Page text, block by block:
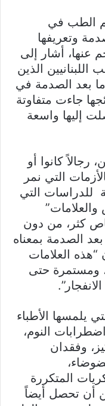
الطب في
وتعريفها
عنها، أشار إلى
الذين
بعد الصدمة في
جاءت متفاوتة
إليها واسعة
رجالاً كانوا أو
التي نمر
للدراسات التي
كثر، من دون
الصدمة بمعناه
العلامات
ومستمرة حتى
يلمسها الأطباء
النوم،
وفقدان
المتكررة
أن تحصل أيضاً